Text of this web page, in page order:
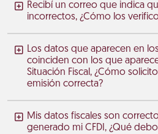
Recibí un correo que indica
incorrectos, ¿Cómo los
Los datos que aparecen en
coinciden con los que
Situación Fiscal, ¿Cómo
emisión correcta?
Mis datos fiscales son
generado mi CFDI, ¿Qué